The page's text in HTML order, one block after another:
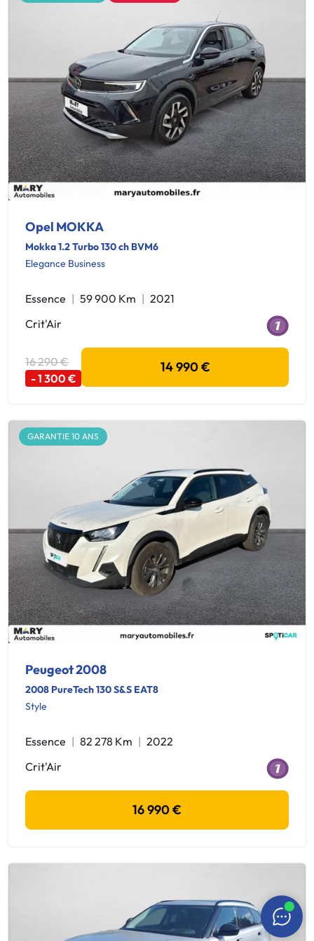
Opel MOKKA
Mokka 1.2 Turbo 130 ch BVM6
Elegance Business
Essence 59 900 Km
2021
Crit'Air
16 290 €
- 1 300 €
14 990 €
GARANTIE 10 ANS
Peugeot 2008
2008 PureTech 130 S&S EAT8
Style
Essence 82 278 Km
2022
Crit'Air
16 990 €